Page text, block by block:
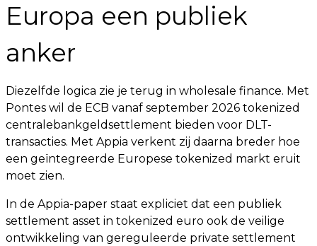
Europa een publiek
anker
Diezelfde logica zie je terug in wholesale finance. Met
Pontes wil de ECB vanaf september 2026 tokenized
centralebankgeldsettlement bieden voor DLT-
transacties. Met Appia verkent zij daarna breder hoe
een geïntegreerde Europese tokenized markt eruit
moet zien.
In de Appia-paper staat expliciet dat een publiek
settlement asset in tokenized euro ook de veilige
ontwikkeling van gereguleerde private settlement